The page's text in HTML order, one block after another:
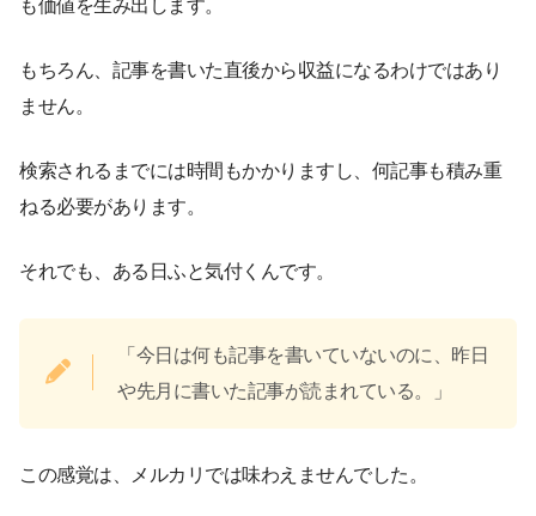
も価値を生み出します。
もちろん、記事を書いた直後から収益になるわけではあり
ません。
検索されるまでには時間もかかりますし、何記事も積み重
ねる必要があります。
それでも、ある日ふと気付くんです。
「今日は何も記事を書いていないのに、昨日
や先月に書いた記事が読まれている。」
この感覚は、メルカリでは味わえませんでした。